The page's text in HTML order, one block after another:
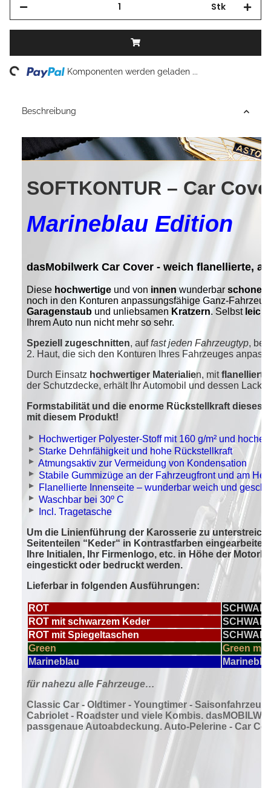
Stk
Loading... Komponenten werden geladen ...
Beschreibung